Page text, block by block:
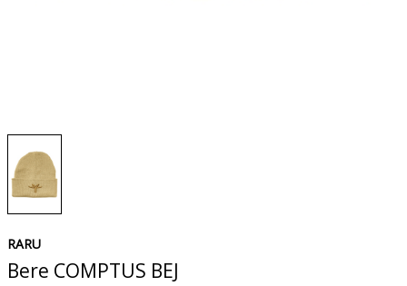
RARU
Bere COMPTUS BEJ